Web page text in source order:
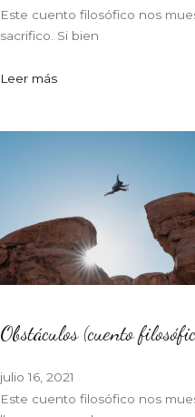
Este cuento filosófico nos
sacrifico. Si bien
Leer más
Obstáculos (cuento
julio 16, 2021
Este cuento filosófico nos